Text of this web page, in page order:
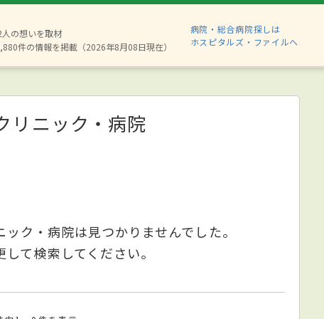
の想いを取材
件の情報を掲載（2026年8月08日現在）
病院・総合病院探しは
ホスピタルズ・ファイルへ
リニック・病院
ク・病院は見つかりませんでした。
て検索してください。